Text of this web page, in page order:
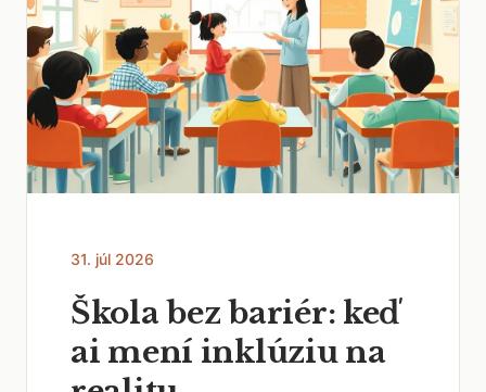
31. júl 2026
Škola bez bariér: keď
ai mení inklúziu na